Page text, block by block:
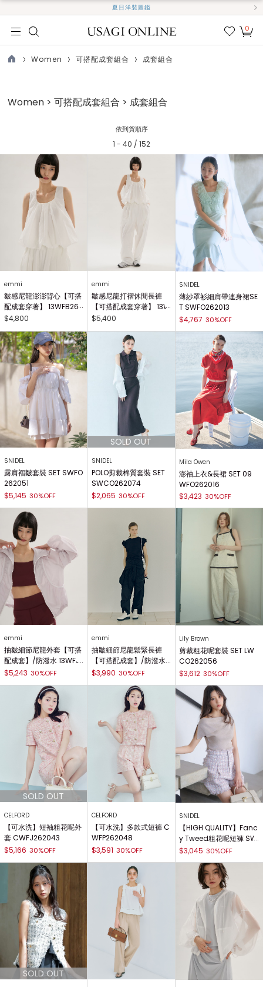
夏日洋裝圖鑑
我的
0
Women 可搭配成套組合 成套組合
Women > 可搭配成套組合 > 成套組合
依到貨順序
1 - 40 / 152
emmi
皺感尼龍澎澎背心【可搭
配成套穿著】 13WFB26
4012
$4,800
emmi
皺感尼龍打褶休閒長褲
【可搭配成套穿著】 13W
FP264028
$5,400
SNIDEL
薄紗罩衫細肩帶連身裙SE
T SWFO262013
$4,767 30%OFF
SNIDEL
露肩褶皺套裝 SET SWFO
262051
$5,145 30%OFF
SNIDEL
POLO剪裁棉質套裝 SET
SWCO262074
$2,065 30%OFF
Mila Owen
澎袖上衣&長裙 SET 09
WFO262016
$3,423 30%OFF
emmi
抽皺細節尼龍外套【可搭
配成套】/防潑水 13WFJ
262044
$5,243 30%OFF
emmi
抽皺細節尼龍鬆緊長褲
【可搭配成套】/防潑水 1
3WFP262069
$3,990 30%OFF
Lily Brown
剪裁粗花呢套裝 SET LW
CO262056
$3,612 30%OFF
CELFORD
【可水洗】短袖粗花呢外
套 CWFJ262043
$5,166 30%OFF
CELFORD
【可水洗】多款式短褲 C
WFP262048
$3,591 30%OFF
SNIDEL
【HIGH QUALITY】Fanc
y Tweed粗花呢短褲 SW
FP262041
$3,045 30%OFF